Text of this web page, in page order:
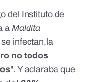
del Instituto de
a Maldita
infectan,la
no todos
". Y aclaraba que